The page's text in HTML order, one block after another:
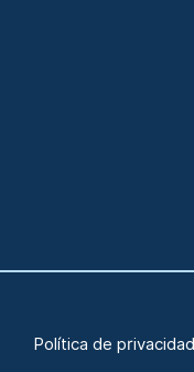
Política de privacidad